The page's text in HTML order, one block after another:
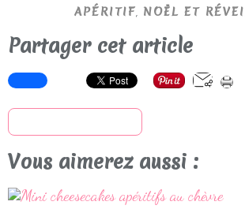
APÉRITIF, NOËL ET
Partager cet article
Vous aimerez aussi :